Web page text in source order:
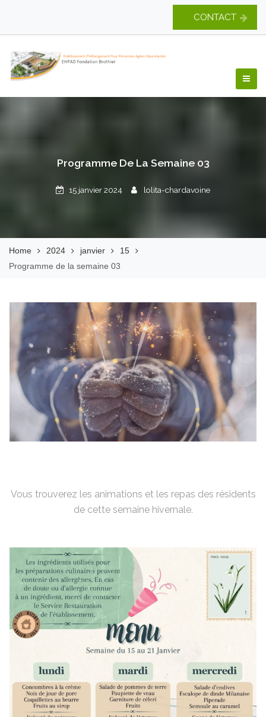
content
CONTACT
Programme De La Semaine 03
15 janvier 2024 lolita-chardavoine
Home 2024 janvier
15
Programme de la semaine 03
Vous trouverez les animations et les repas des résidents
de cette semaine hivernale.